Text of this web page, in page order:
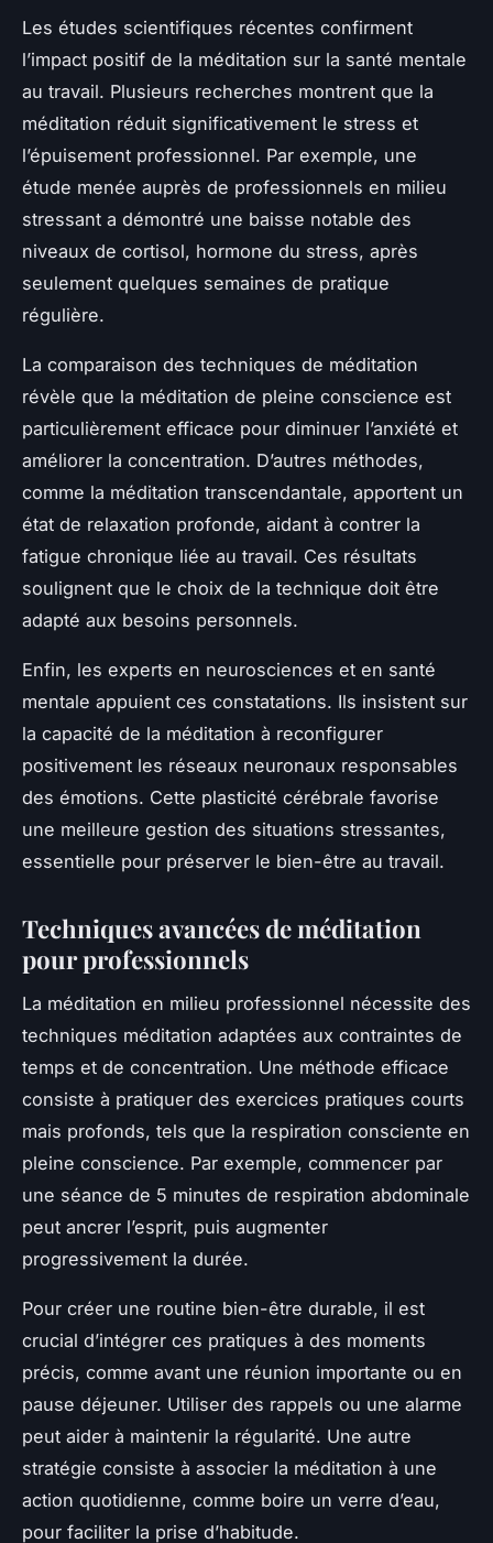
Les études scientifiques récentes confirment
l’impact positif de la méditation sur la santé mentale
au travail. Plusieurs recherches montrent que la
méditation réduit significativement le stress et
l’épuisement professionnel. Par exemple, une
étude menée auprès de professionnels en milieu
stressant a démontré une baisse notable des
niveaux de cortisol, hormone du stress, après
seulement quelques semaines de pratique
régulière.
La comparaison des techniques de méditation
révèle que la méditation de pleine conscience est
particulièrement efficace pour diminuer l’anxiété et
améliorer la concentration. D’autres méthodes,
comme la méditation transcendantale, apportent un
état de relaxation profonde, aidant à contrer la
fatigue chronique liée au travail. Ces résultats
soulignent que le choix de la technique doit être
adapté aux besoins personnels.
Enfin, les experts en neurosciences et en santé
mentale appuient ces constatations. Ils insistent sur
la capacité de la méditation à reconfigurer
positivement les réseaux neuronaux responsables
des émotions. Cette plasticité cérébrale favorise
une meilleure gestion des situations stressantes,
essentielle pour préserver le bien-être au travail.
Techniques avancées de méditation
pour professionnels
La méditation en milieu professionnel nécessite des
techniques méditation adaptées aux contraintes de
temps et de concentration. Une méthode efficace
consiste à pratiquer des exercices pratiques courts
mais profonds, tels que la respiration consciente en
pleine conscience. Par exemple, commencer par
une séance de 5 minutes de respiration abdominale
peut ancrer l’esprit, puis augmenter
progressivement la durée.
Pour créer une routine bien-être durable, il est
crucial d’intégrer ces pratiques à des moments
précis, comme avant une réunion importante ou en
pause déjeuner. Utiliser des rappels ou une alarme
peut aider à maintenir la régularité. Une autre
stratégie consiste à associer la méditation à une
action quotidienne, comme boire un verre d’eau,
pour faciliter la prise d’habitude.